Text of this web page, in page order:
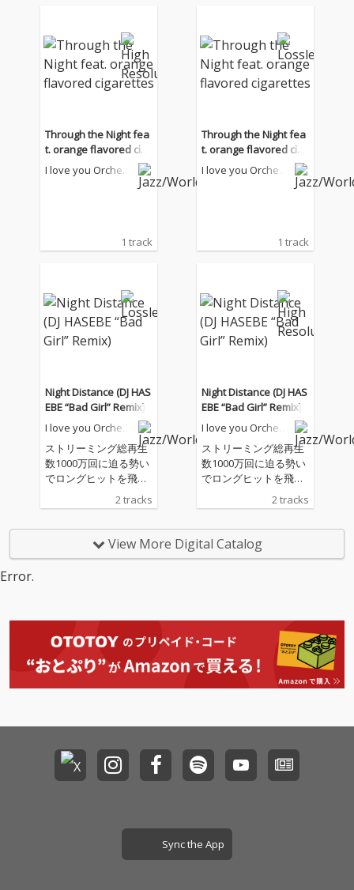
Through the Night fea
t. orange flavored ciga
rettes
I love you Orchestr
1 track
Through the Night fea
t. orange flavored ciga
rettes
I love you Orchestr
1 track
Night Distance (DJ HAS
EBE “Bad Girl” Remix)
I love you Orchestr
ストリーミング総再生
数1000万回に迫る勢い
でロングヒットを飛ば
す名曲「I love you Orc
hestra Swing Style / Ni
ina」を日本のHip Ho
p、R&Bシーンで最重
ーヴはそのままに。 ス
ローなミドルテンポの
リズムに溶け合う心地
よいmahinaのボーカ
レンジは煌びやかな夜
と妖艶な大人の色気を
感じるリミックス。 ジ
2 tracks
Night Distance (DJ HAS
EBE “Bad Girl” Remix)
I love you Orchestr
ストリーミング総再生
数1000万回に迫る勢い
でロングヒットを飛ば
す名曲「I love you Orc
hestra Swing Style / Ni
ina」を日本のHip Ho
p、R&Bシーンで最重
のメロウでチルなグル
ーヴはそのままに。 ス
ローなミドルテンポの
リズムに溶け合う心地
よいmahinaのボーカ
レンジは煌びやかな夜
と妖艶な大人の色気を
感じるリミックス。 ジ
トとして活動するUNC
UTSが手がけ、オリジ
2 tracks
View More Digital Catalog
Error.
Sync the App